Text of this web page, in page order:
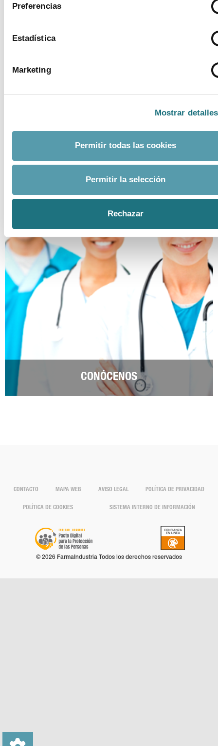
Preferencias
Estadística
Marketing
Mostrar detalles
Permitir todas las cookies
Permitir la selección
Rechazar
EMAIL.
CONÓCENOS
CONTACTO MAPA WEB AVISO LEGAL POLÍTICA DE PRIVACIDAD
POLÍTICA DE COOKIES SISTEMA INTERNO DE INFORMACIÓN
© 2026 FarmaIndustria Todos los derechos reservados